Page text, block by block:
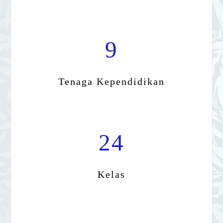
9
Tenaga Kependidikan
24
Kelas